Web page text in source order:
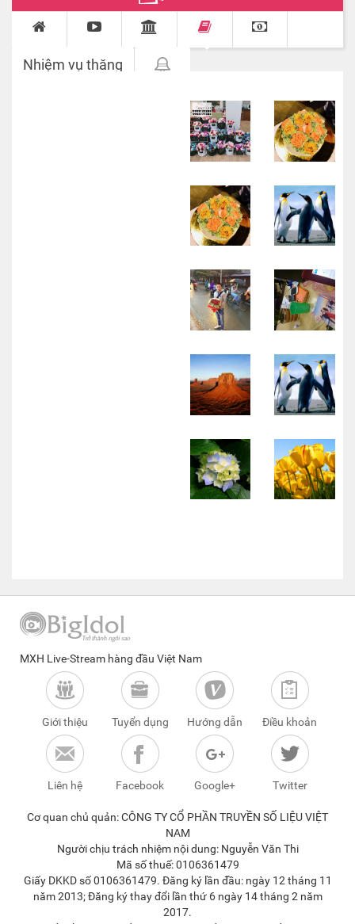
Nhiệm vụ thăng
MXH Live-Stream hàng đầu Việt Nam
Giới thiệu Tuyển dụng Hướng dẫn Điều khoản
Liên hệ Facebook Google+ Twitter
Cơ quan chủ quản: CÔNG TY CỔ PHẦN TRUYỀN SỐ LIỆU VIỆT
NAM
Người chịu trách nhiệm nội dung: Nguyễn Văn Thi
Mã số thuế: 0106361479
Giấy DKKD số 0106361479. Đăng ký lần đầu: ngày 12 tháng 11
năm 2013; Đăng ký thay đổi lần thứ 6 ngày 14 tháng 2 năm
2017.